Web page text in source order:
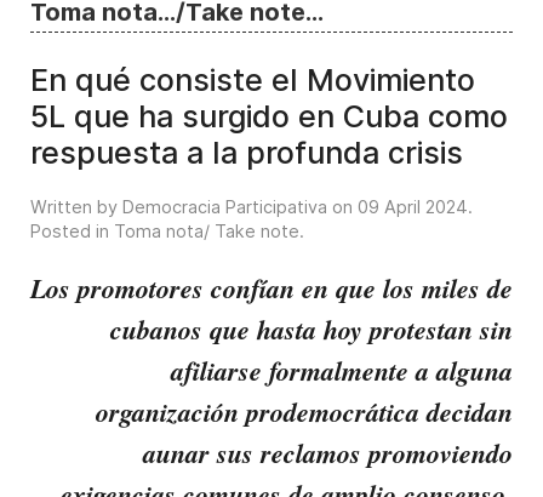
Toma nota.../Take note...
En qué consiste el Movimiento
5L que ha surgido en Cuba como
respuesta a la profunda crisis
Written by Democracia Participativa on 09 April 2024.
Posted in Toma nota/ Take note.
Los promotores confían en que los miles de
cubanos que hasta hoy protestan sin
afiliarse formalmente a alguna
organización prodemocrática decidan
aunar sus reclamos promoviendo